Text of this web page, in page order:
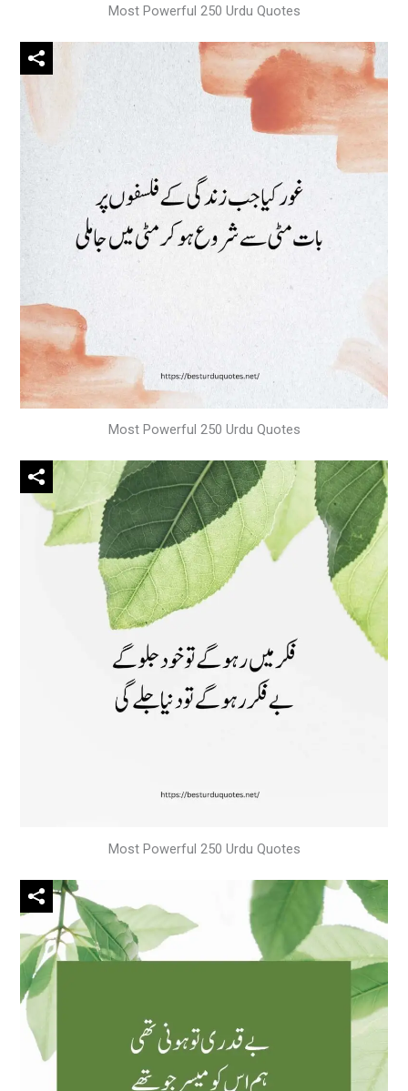
Most Powerful 250 Urdu Quotes
Most Powerful 250 Urdu Quotes
Most Powerful 250 Urdu Quotes